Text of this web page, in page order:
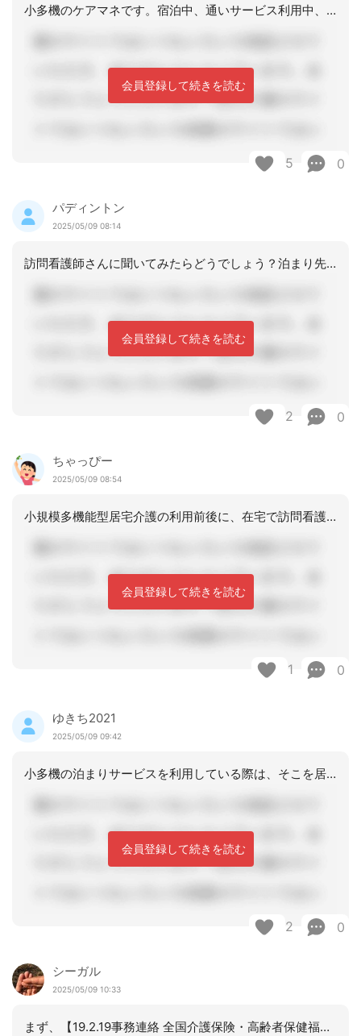
小多機のケアマネです。宿泊中、通いサービス利用中、訪問看護のサービスは利用できま
会員登録して続きを読む
5 0
パディントン
2025/05/09 08:14
訪問看護師さんに聞いてみたらどうでしょう？泊まり先に行ってもらえますかと。
会員登録して続きを読む
2 0
ちゃっぴー
2025/05/09 08:54
小規模多機能型居宅介護の利用前後に、在宅で訪問看護を利用するのはできると思います
会員登録して続きを読む
1 0
ゆきち2021
2025/05/09 09:42
小多機の泊まりサービスを利用している際は、そこを居宅（生活の拠点）として取り扱う
会員登録して続きを読む
2 0
シーガル
2025/05/09 10:33
まず、【19.2.19事務連絡 全国介護保険・高齢者保健福祉担当課長会議資料】